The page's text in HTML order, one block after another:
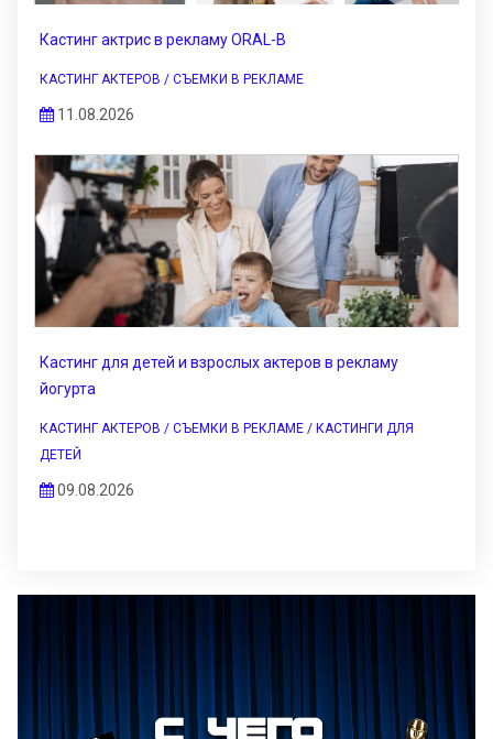
Кастинг актрис в рекламу ORAL-B
КАСТИНГ АКТЕРОВ / СЪЕМКИ В РЕКЛАМЕ
11.08.2026
Кастинг для детей и взрослых актеров в рекламу
йогурта
КАСТИНГ АКТЕРОВ / СЪЕМКИ В РЕКЛАМЕ / КАСТИНГИ ДЛЯ
ДЕТЕЙ
09.08.2026